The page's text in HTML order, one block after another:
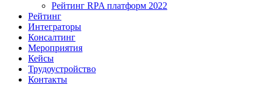
Рейтинг RPA платформ 2022
Рейтинг
Интеграторы
Консалтинг
Mероприятия
Кейсы
Трудоустройство
Контакты